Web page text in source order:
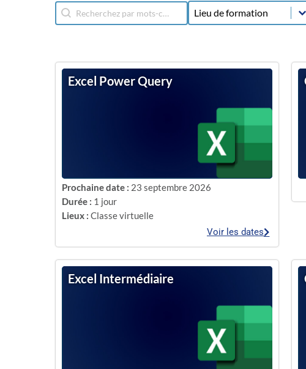
Recherche
Recherche
Lieu
Lieu
Excel Power Query
Prochaine date : 23 septembre 2026
Durée : 1 jour
Lieux : Classe virtuelle
Voir les dates
Excel Intermédiaire